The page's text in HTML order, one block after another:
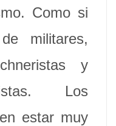
Como si
militares,
y
Los
estar muy